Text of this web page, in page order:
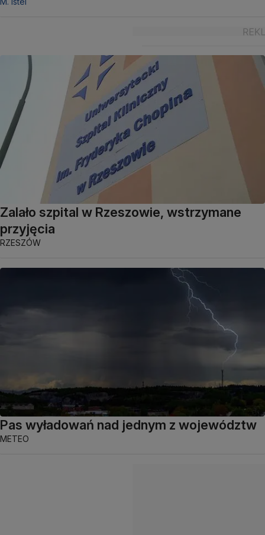
Zalało szpital w Rzeszowie, wstrzymane
przyjęcia
RZESZÓW
Pas wyładowań nad jednym z województw
METEO